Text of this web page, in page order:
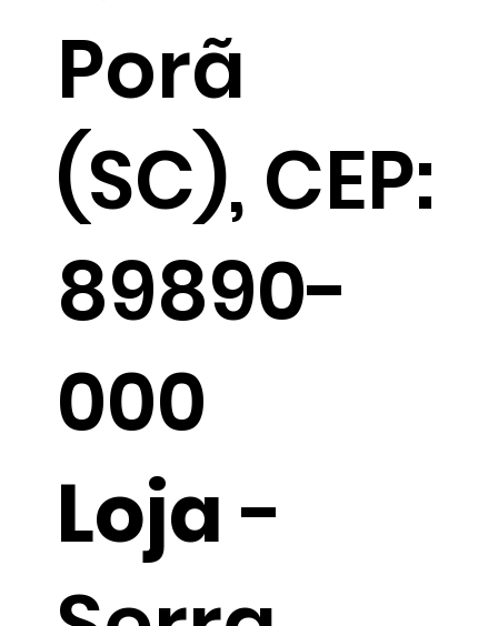
Porã
(SC), CEP:
89890-
000
Loja-